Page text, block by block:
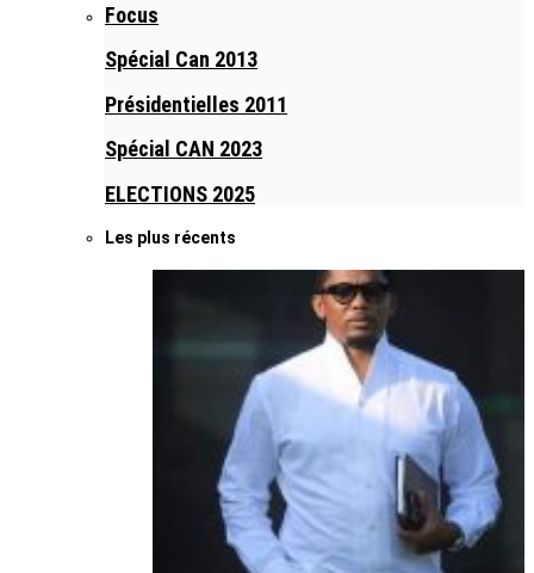
Focus
Spécial Can 2013
Présidentielles 2011
Spécial CAN 2023
ELECTIONS 2025
Les plus récents